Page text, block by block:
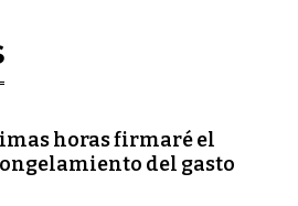
horas firmaré el
del gasto